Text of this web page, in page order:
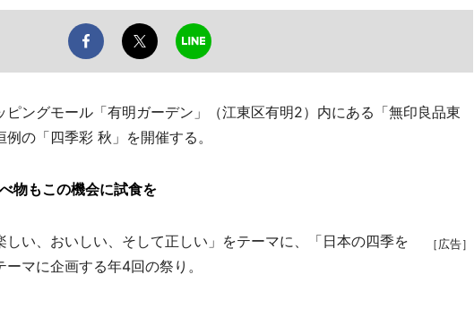
ングモール「有明ガーデン」（江東区有明2）内にある「無印良品東
の「四季彩 秋」を開催する。
物もこの機会に試食を
［広告］
い、おいしい、そして正しい」をテーマに、「日本の四季を
マに企画する年4回の祭り。